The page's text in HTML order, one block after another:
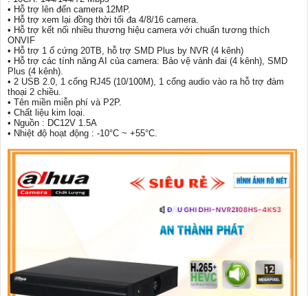
• Hỗ trợ lên đến camera 12MP.
• Hỗ trợ xem lại đồng thời tối đa 4/8/16 camera.
• Hỗ trợ kết nối nhiều thương hiệu camera với chuẩn tương thích
ONVIF
• Hỗ trợ 1 ổ cứng 20TB, hỗ trợ SMD Plus by NVR (4 kênh)
• Hỗ trợ các tính năng AI của camera: Bảo vệ vành đai (4 kênh), SMD
Plus (4 kênh).
• 2 USB 2.0, 1 cổng RJ45 (10/100M), 1 cổng audio vào ra hỗ trợ đàm
thoại 2 chiều.
• Tên miền miễn phí và P2P.
• Chất liệu kim loại.
• Nguồn : DC12V 1.5A
• Nhiệt độ hoạt động : -10°C ~ +55°C.